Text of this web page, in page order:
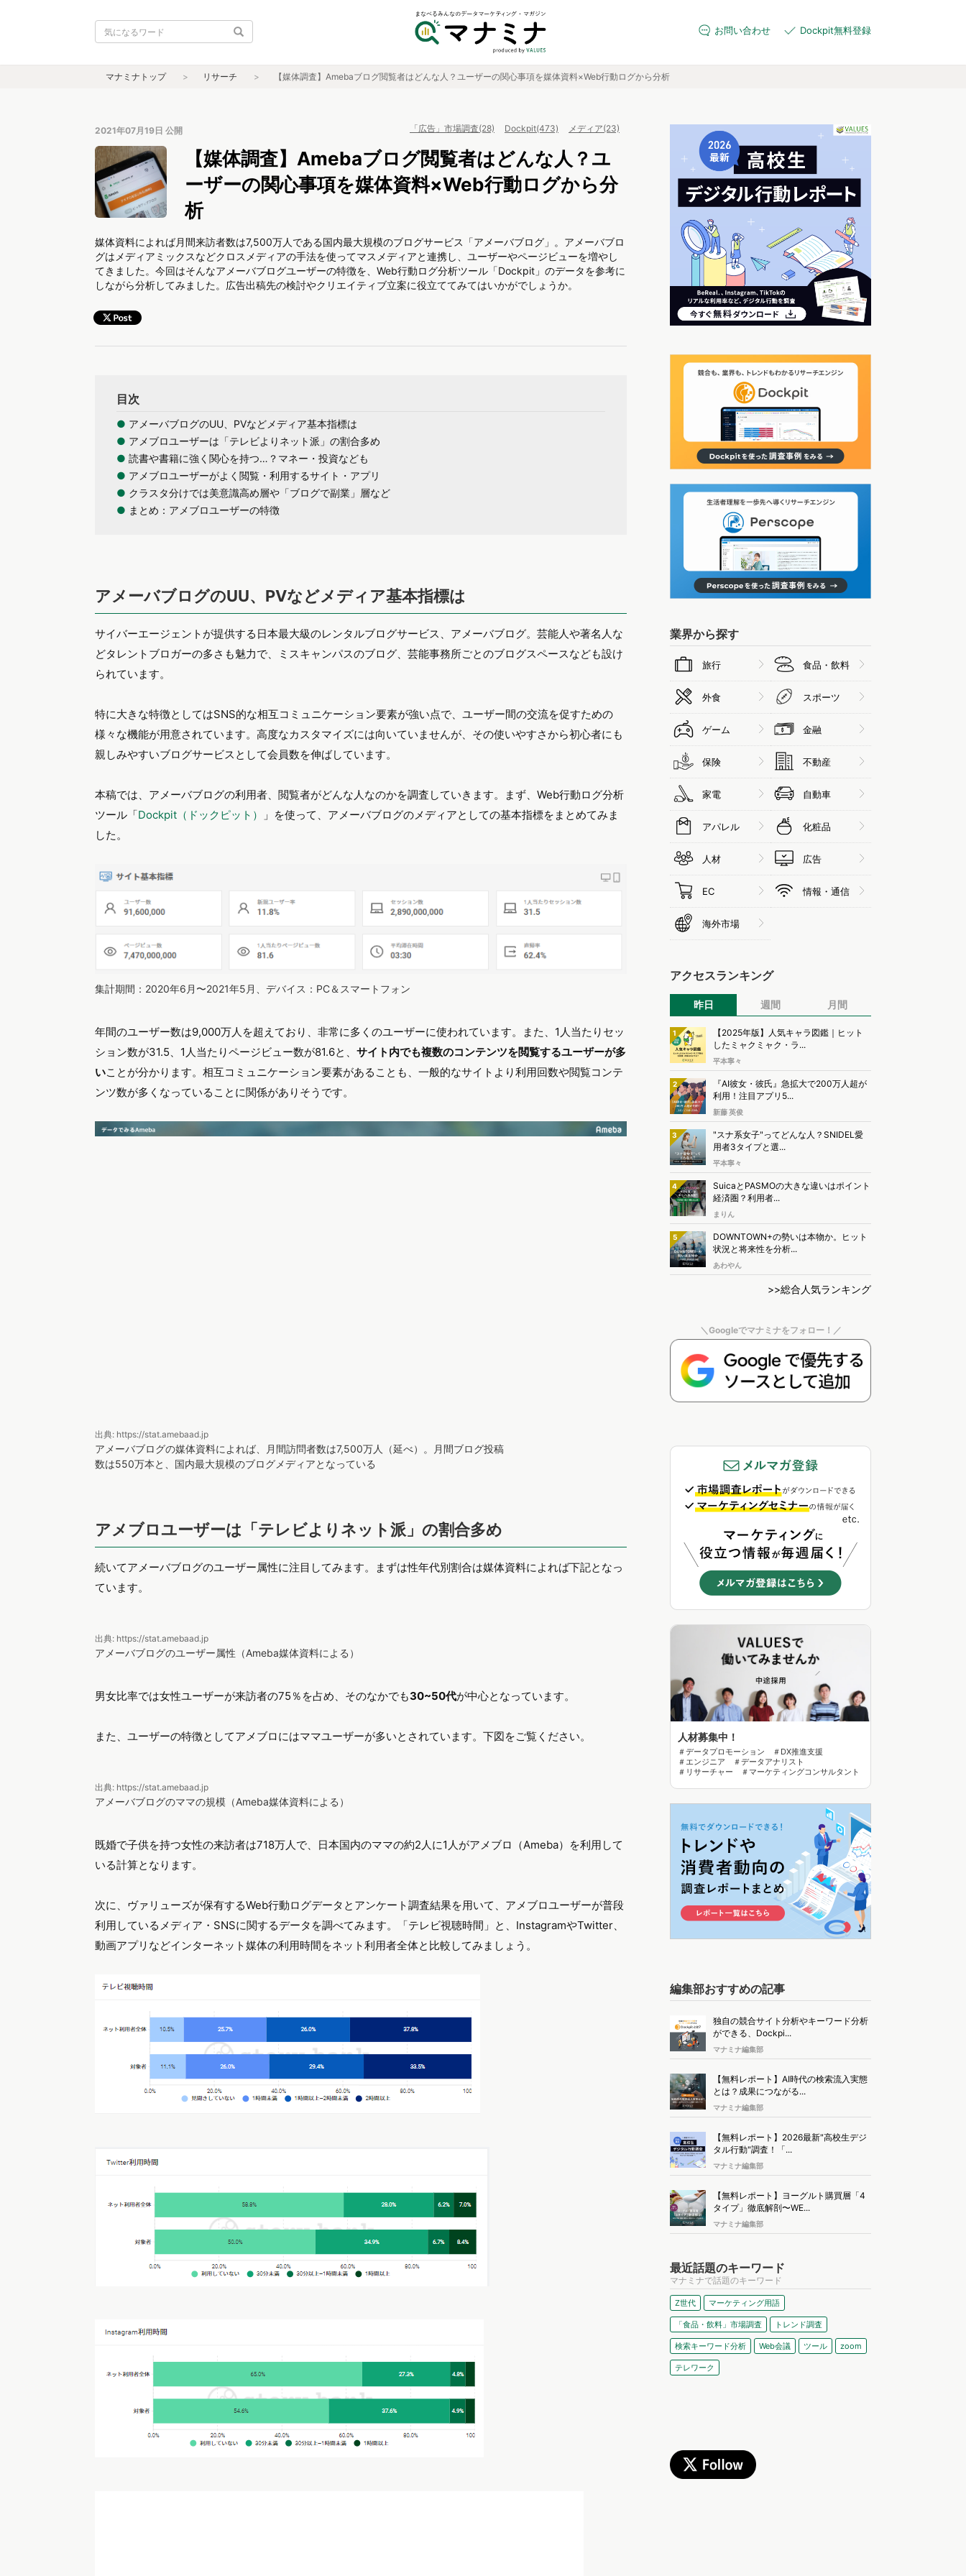
お問い合わせ Dockpit無料登録
マナミナトップ リサーチ 【媒体調査】Amebaブログ閲覧者はどんな人？ユーザーの関心事項を媒体資料×Web行動ログから分析
2021年07月19日 公開 「広告」市場調査(28) Dockpit(473) メディア(23)
【媒体調査】Amebaブログ閲覧者はどんな人？ユ
ーザーの関心事項を媒体資料×Web行動ログから分
析
媒体資料によれば月間来訪者数は7,500万人である国内最大規模のブログサービス「アメーバブログ」。アメーバブロ
グはメディアミックスなどクロスメディアの手法を使ってマスメディアと連携し、ユーザーやページビューを増やし
てきました。今回はそんなアメーバブログユーザーの特徴を、Web行動ログ分析ツール「Dockpit」のデータを参考に
しながら分析してみました。広告出稿先の検討やクリエイティブ立案に役立ててみてはいかがでしょうか。
目次
● アメーバブログのUU、PVなどメディア基本指標は
● アメブロユーザーは「テレビよりネット派」の割合多め
● 読書や書籍に強く関心を持つ…？マネー・投資なども
● アメブロユーザーがよく閲覧・利用するサイト・アプリ
● クラスタ分けでは美意識高め層や「ブログで副業」層など
● まとめ：アメブロユーザーの特徴
アメーバブログのUU、PVなどメディア基本指標は
サイバーエージェントが提供する日本最大級のレンタルブログサービス、アメーバブログ。芸能人や著名人な
どタレントブロガーの多さも魅力で、ミスキャンパスのブログ、芸能事務所ごとのブログスペースなども設け
られています。
特に大きな特徴としてはSNS的な相互コミュニケーション要素が強い点で、ユーザー間の交流を促すための
様々な機能が用意されています。高度なカスタマイズには向いていませんが、その使いやすさから初心者にも
親しみやすいブログサービスとして会員数を伸ばしています。
本稿では、アメーバブログの利用者、閲覧者がどんな人なのかを調査していきます。まず、Web行動ログ分析
ツール「Dockpit（ドックピット）
」を使って、アメーバブログのメディアとしての基本指標をまとめてみま
した。
集計期間：2020年6月〜2021年5月、デバイス：PC＆スマートフォン
年間のユーザー数は9,000万人を超えており、非常に多くのユーザーに使われています。また、1人当たりセッ
ション数が31.5、1人当たりページビュー数が81.6と、 サイト内でも複数のコンテンツを閲覧するユーザーが多
いことが分かります。相互コミュニケーション要素があることも、一般的なサイトより利用回数や閲覧コンテ
ンツ数が多くなっていることに関係がありそうです。
出典: https://stat.amebaad.jp
アメーバブログの媒体資料によれば、月間訪問者数は7,500万人（延べ）。月間ブログ投稿
数は550万本と、国内最大規模のブログメディアとなっている
アメブロユーザーは「テレビよりネット派」の割合多め
続いてアメーバブログのユーザー属性に注目してみます。まずは性年代別割合は媒体資料によれば下記となっ
ています。
出典: https://stat.amebaad.jp
アメーバブログのユーザー属性（Ameba媒体資料による）
男女比率では女性ユーザーが来訪者の75％を占め、そのなかでも
また、ユーザーの特徴としてアメブロにはママユーザーが多いとされています。下図をご覧ください。
出典: https://stat.amebaad.jp
アメーバブログのママの規模（Ameba媒体資料による）
既婚で子供を持つ女性の来訪者は718万人で、日本国内のママの約2人に1人がアメブロ（Ameba）を利用して
いる計算となります。
業界から探す
旅行 食品・飲料
外食 スポーツ
ゲーム 金融
保険 不動産
家電 自動車
アパレル 化粧品
人材 広告
EC 情報・通信
海外市場
アクセスランキング
昨日 週間 月間
1
【2025年版】人気キャラ図鑑｜ヒット
したミャクミャク・ラ...
平本寧々
2
『AI彼女・彼氏』急拡大で200万人超が
利用！注目アプリ5...
新藤 英俊
3
"スナ系女子"ってどんな人？SNIDEL愛
用者3タイプと選...
平本寧々
4
SuicaとPASMOの大きな違いはポイント
経済圏？利用者...
まりん
5
DOWNTOWN+の勢いは本物か。ヒット
状況と将来性を分析...
あわやん
>>総合人気ランキング
＼Googleでマナミナをフォロー！／
人材募集中！
＃データプロモーション ＃DX推進支援
＃エンジニア ＃データアナリスト
＃リサーチャー ＃マーケティングコンサルタント
編集部おすすめの記事
独自の競合サイト分析やキーワード分析
ができる、Dockpi...
マナミナ編集部
【無料レポート】AI時代の検索流入実態
とは？成果につながる...
マナミナ編集部
【無料レポート】2026最新"高校生デジ
タル行動"調査！「...
マナミナ編集部
【無料レポート】ヨーグルト購買層「4
タイプ」徹底解剖〜WE...
マナミナ編集部
最近話題のキーワード
マナミナで話題のキーワード
Z世代 マーケティング用語
「食品・飲料」市場調査 トレンド調査
検索キーワード分析 Web会議 ツール zoom
テレワーク